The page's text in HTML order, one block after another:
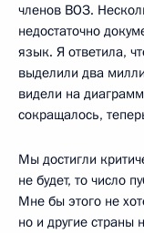
членов ВОЗ.
недостаточно
язык. Я ответила,
выделили два
видели на
сокращалось,
Мы достигли
не будет, то число
Мне бы этого не
но и другие страны